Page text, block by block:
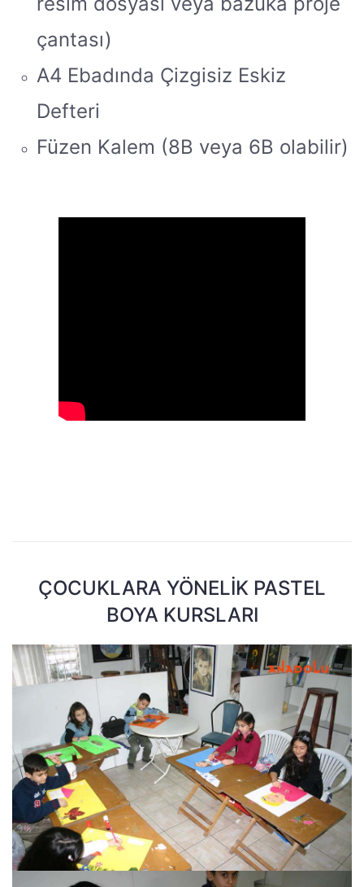
çantası)
A4 Ebadında Çizgisiz Eskiz
Defteri
Füzen Kalem (8B veya 6B olabilir)
ÇOCUKLARA YÖNELIK PASTEL
BOYA KURSLARI